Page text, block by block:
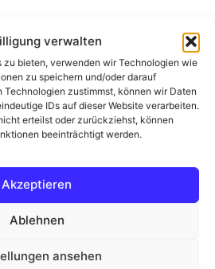
verwalten
zu bieten, verwenden wir Technologien wie
zu speichern und/oder darauf
Technologien zustimmst, können wir Daten
IDs auf dieser Website verarbeiten.
erteilst oder zurückziehst, können
beeinträchtigt werden.
Akzeptieren
Ablehnen
ansehen